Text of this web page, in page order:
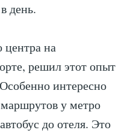
день.
центра на
решил этот опыт
интересно
у метро
до отеля. Это